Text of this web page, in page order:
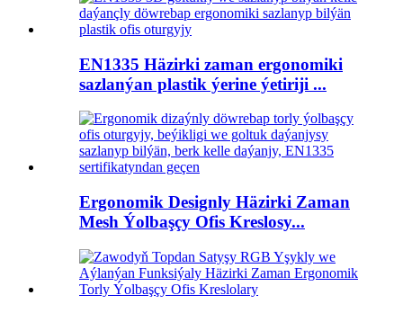
EN1335 Häzirki zaman ergonomiki
sazlanýan plastik ýerine ýetiriji ...
Ergonomik Designly Häzirki Zaman
Mesh Ýolbaşçy Ofis Kreslosy...